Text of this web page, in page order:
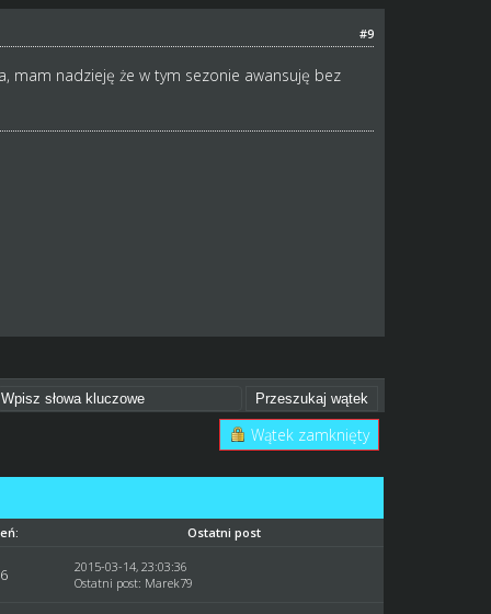
#9
mam nadzieję że w tym sezonie awansuję bez
Wątek zamknięty
Ostatni post
2015-03-14, 23:03:36
Ostatni post: Marek79